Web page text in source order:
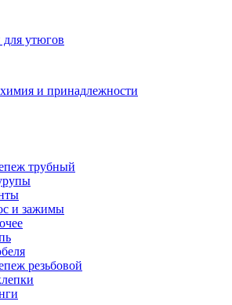
для утюгов
и принадлежности
трубный
и зажимы
резьбовой